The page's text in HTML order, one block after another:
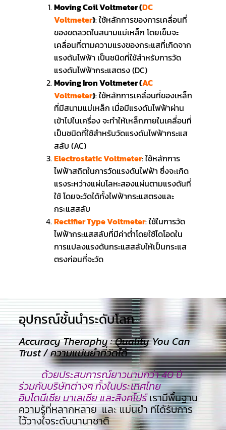
Moving Coil Voltmeter(DC
Voltmeter):ใช้หลักการของการเคลื่อนที่
ของขดลวดในสนามแม่เหล็ก โดยเข็มจะ
เคลื่อนที่ตามความแรงของกระแสที่เกิดจาก
แรงดันไฟฟ้า เป็นชนิดที่ใช้สำหรับการวัด
แรงดันไฟฟ้ากระแสตรง (DC)
Moving Iron Voltmeter(AC
Voltmeter):ใช้หลักการเคลื่อนที่ของเหล็ก
ที่มีสนามแม่เหล็ก เมื่อมีแรงดันไฟฟ้าผ่าน
เข้าไปในเครื่อง จะทำให้เหล็กภายในเคลื่อนที่
เป็นชนิดที่ใช้สำหรับวัดแรงดันไฟฟ้ากระแส
สลับ (AC)
Electrostatic Voltmeter:ใช้หลักการ
ไฟฟ้าสถิตในการวัดแรงดันไฟฟ้า ซึ่งจะเกิด
แรงระหว่างแผ่นโลหะสองแผ่นตามแรงดันที่
ใช้ โดยจะวัดได้ทั้งไฟฟ้ากระแสตรงและ
กระแสสลับ
Rectifier Type Voltmeter:ใช้ในการวัด
ไฟฟ้ากระแสสลับที่มีค่าต่ำโดยใช้ไดโอดใน
การแปลงแรงดันกระแสสลับให้เป็นกระแส
ตรงก่อนที่จะวัด
อุปกรณ์ชั้นนำระดับโลก​
Accuracy Theraphy : Quality You Can
Trust / ความแม่นยำที่วัดได้
ด้วยประสบการณ์ยาวนานกว่า 40 ปี
ร่วมกับบริษัทต่างๆ ทั้งในประเทศไทย
อินโดนีเซีย มาเลเซีย และสิงคโปร์เรามีพื้นฐาน
ความรู้ที่หลากหลาย และ แม่นยำ ทีไ่ด้รับการ
ไว้วางใจระดับนานาชาติ